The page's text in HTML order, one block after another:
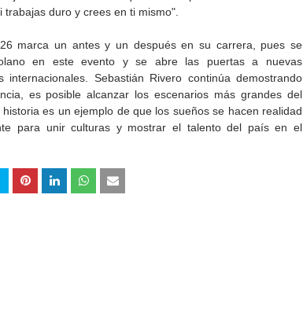
duro y crees en ti mismo".
marca un antes y un después en su carrera, pues se
en este evento y se abre las puertas a nuevas
internacionales. Sebastián Rivero continúa demostrando
es posible alcanzar los escenarios más grandes del
es un ejemplo de que los sueños se hacen realidad
para unir culturas y mostrar el talento del país en el